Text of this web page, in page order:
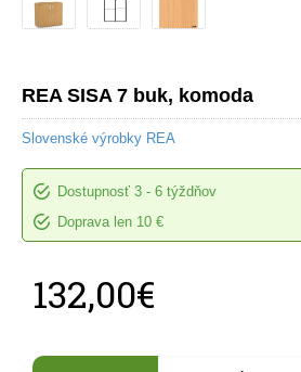
REA SISA 7 buk, komoda
Slovenské výrobky REA
Dostupnosť 3 - 6 týždňov
Doprava len 10 €
132,00€